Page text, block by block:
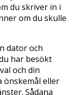
du skriver in i
om du skulle
dator och
har besökt
och din
önskemål eller
Sådana